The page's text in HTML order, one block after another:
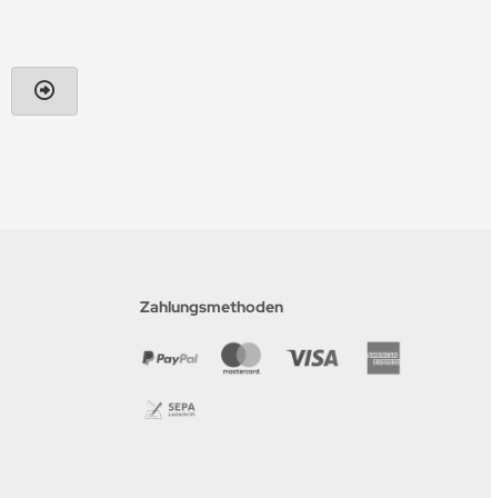
Zahlungsmethoden